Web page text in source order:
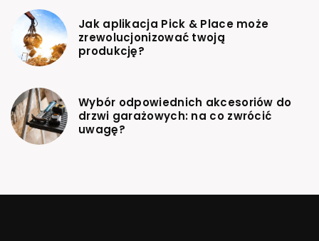
Jak aplikacja Pick & Place może
zrewolucjonizować twoją
produkcję?
Wybór odpowiednich akcesoriów do
drzwi garażowych: na co zwrócić
uwagę?